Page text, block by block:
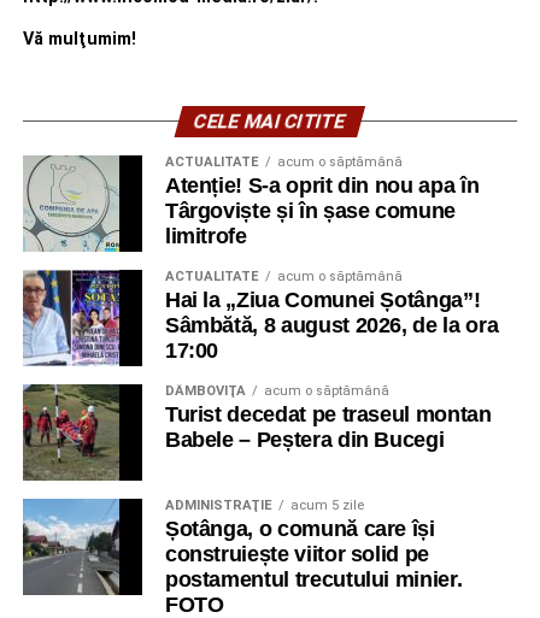
Vă mulţumim!
CELE MAI CITITE
ACTUALITATE acum o săptămână
Atenție! S-a oprit din nou apa în
Târgoviște și în șase comune
limitrofe
ACTUALITATE acum o săptămână
Hai la „Ziua Comunei Șotânga”!
Sâmbătă, 8 august 2026, de la ora
17:00
DÂMBOVIŢA acum o săptămână
Turist decedat pe traseul montan
Babele – Peștera din Bucegi
ADMINISTRAŢIE acum 5 zile
Șotânga, o comună care își
construiește viitor solid pe
postamentul trecutului minier.
FOTO